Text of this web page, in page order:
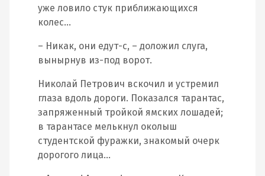
уже ловило стук приближающихся
колес…
– Никак, они едут-с, – доложил слуга,
вынырнув из-под ворот.
Николай Петрович вскочил и устремил
глаза вдоль дороги. Показался тарантас,
запряженный тройкой ямских лошадей;
в тарантасе мелькнул околыш
студентской фуражки, знакомый очерк
дорогого лица…